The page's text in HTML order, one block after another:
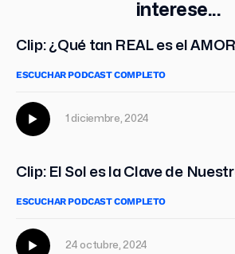
interese...
Clip: ¿Qué tan REAL es el
ESCUCHAR PODCAST COMPLETO
1 diciembre, 2024
Clip: El Sol es la Clave de
ESCUCHAR PODCAST COMPLETO
24 octubre, 2024